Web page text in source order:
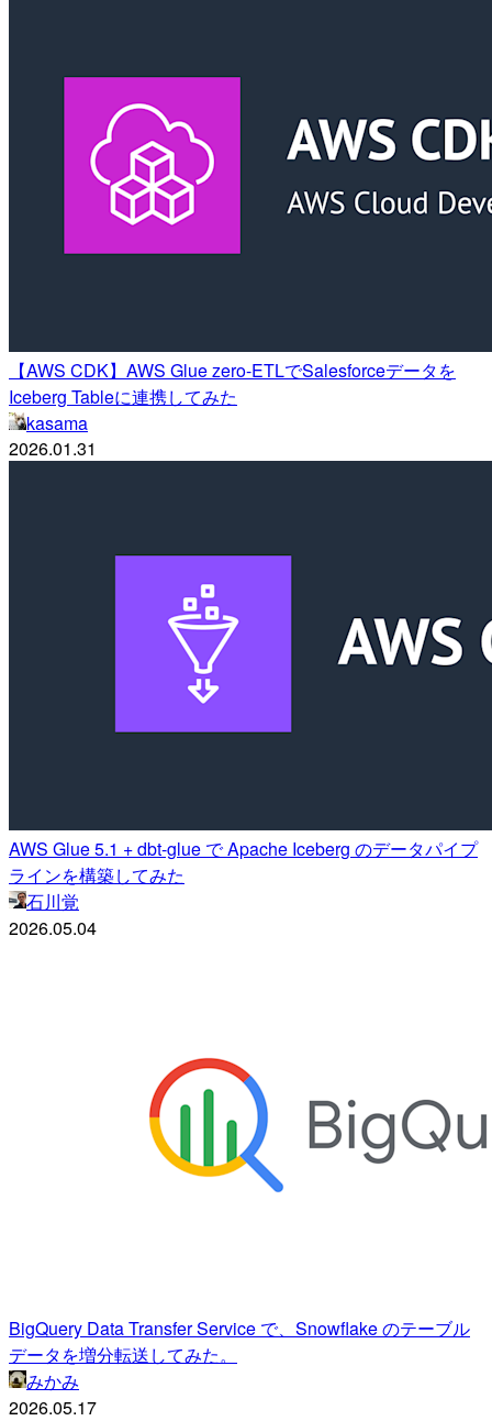
【AWS CDK】AWS Glue zero-ETLでSalesforceデータを
Iceberg Tableに連携してみた
kasama
2026.01.31
AWS Glue 5.1 + dbt-glue で Apache Iceberg のデータパイプ
ラインを構築してみた
石川覚
2026.05.04
BigQuery Data Transfer Service で、Snowflake のテーブル
データを増分転送してみた。
みかみ
2026.05.17